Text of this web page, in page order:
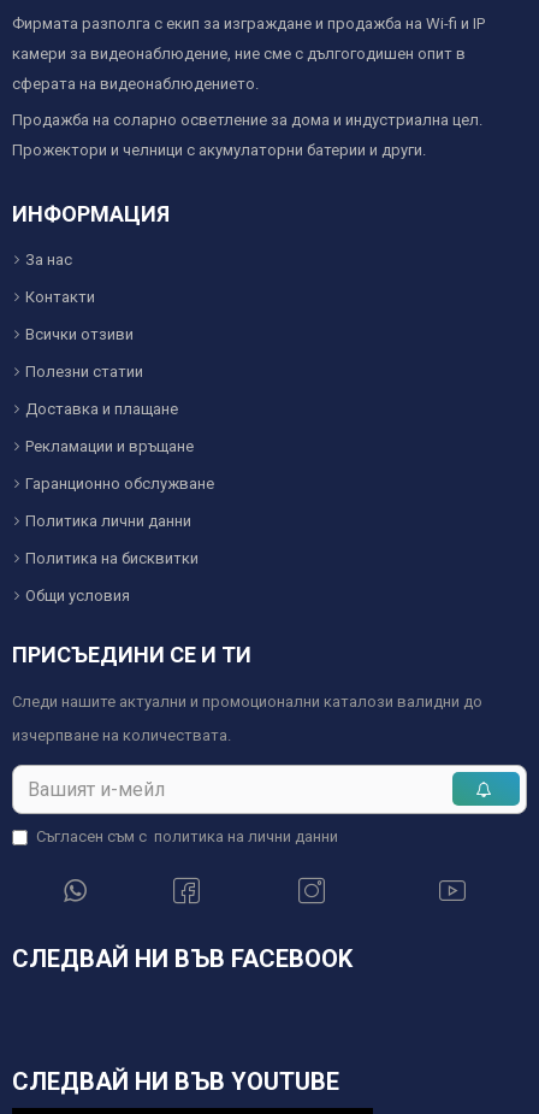
Фирмата разполга с екип за изграждане и продажба на Wi-fi и IP
камери за видеонаблюдение, ние сме с дългогодишен опит в
сферата на видеонаблюдението.
Продажба на соларно осветление за дома и индустриална цел.
Прожектори и челници с акумулаторни батерии и други.
ИНФОРМАЦИЯ
За нас
Контакти
Всички отзиви
Полезни статии
Доставка и плащане
Рекламации и връщане
Гаранционно обслужване
Политика лични данни
Политика на бисквитки
Общи условия
ПРИСЪЕДИНИ СЕ И ТИ
Следи нашите актуални и промоционални каталози валидни до
изчерпване на количествата.
Съгласен съм с политика на лични данни
СЛЕДВАЙ НИ ВЪВ FACEBOOK
СЛЕДВАЙ НИ ВЪВ YOUTUBE